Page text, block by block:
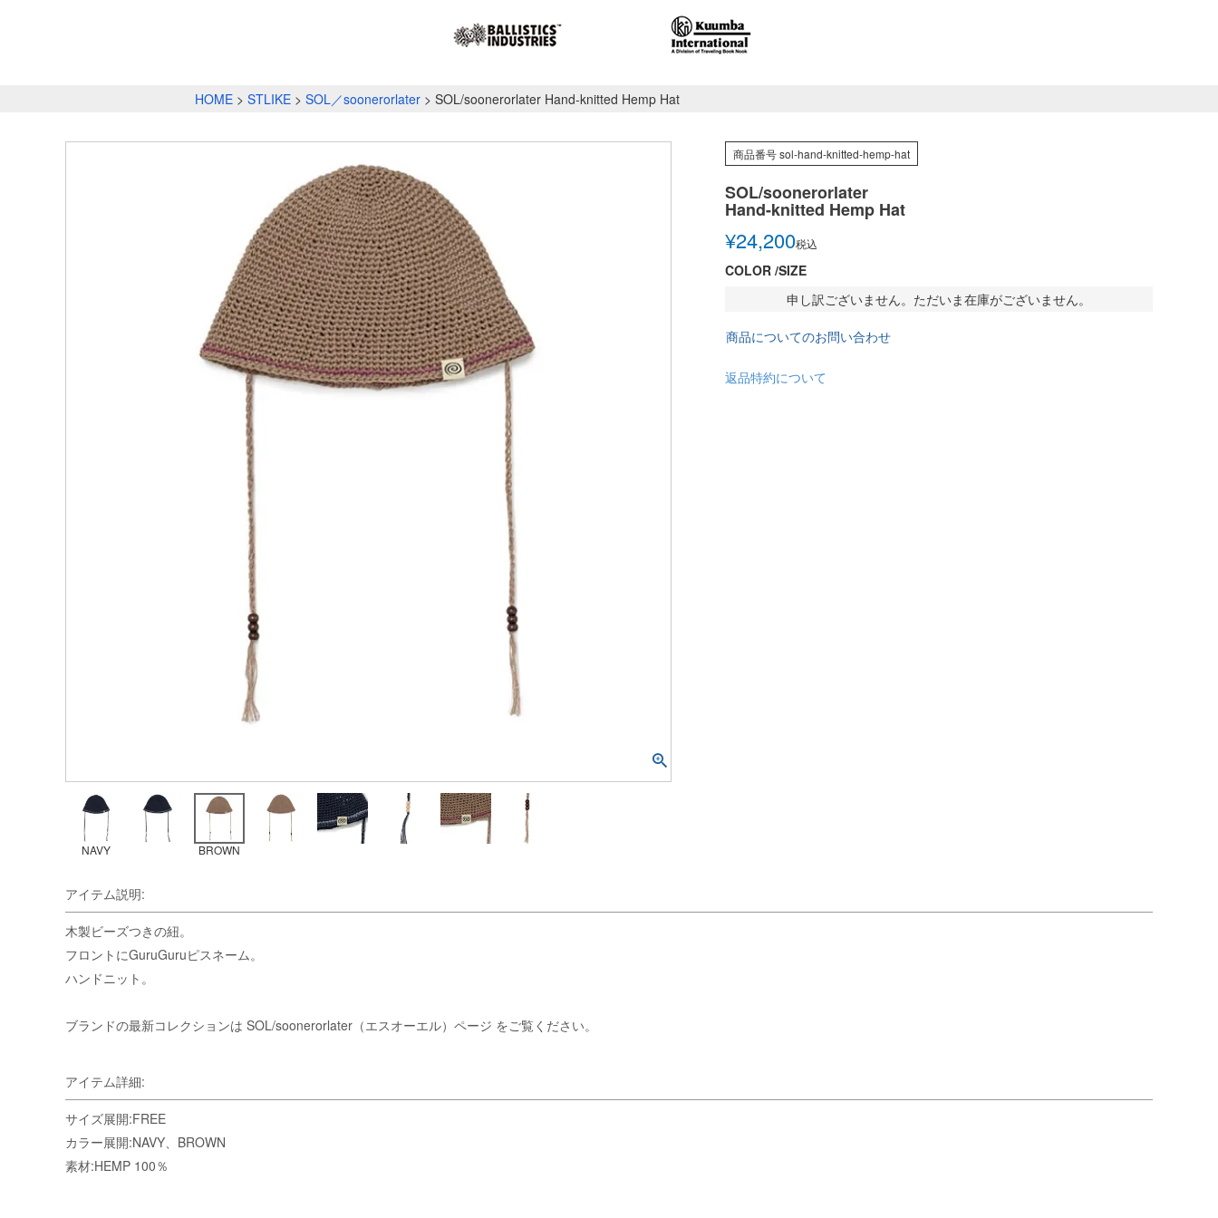
HOME STLIKE SOL／soonerorlater SOL/soonerorlater Hand-knitted Hemp Hat
NAVY BROWN
商品番号sol-hand-knitted-hemp-hat
SOL/soonerorlater
Hand-knitted Hemp Hat
¥24,200税込
COLOR SIZE
申し訳ございません。ただいま在庫がございません。
商品についてのお問い合わせ
返品特約について
アイテム説明:
木製ビーズつきの紐。
フロントにGuruGuruピスネーム。
ハンドニット。
ブランドの最新コレクションは SOL/soonerorlater（エスオーエル）ページ をご覧ください。
アイテム詳細:
サイズ展開:FREE
カラー展開:NAVY、BROWN
素材:HEMP 100％